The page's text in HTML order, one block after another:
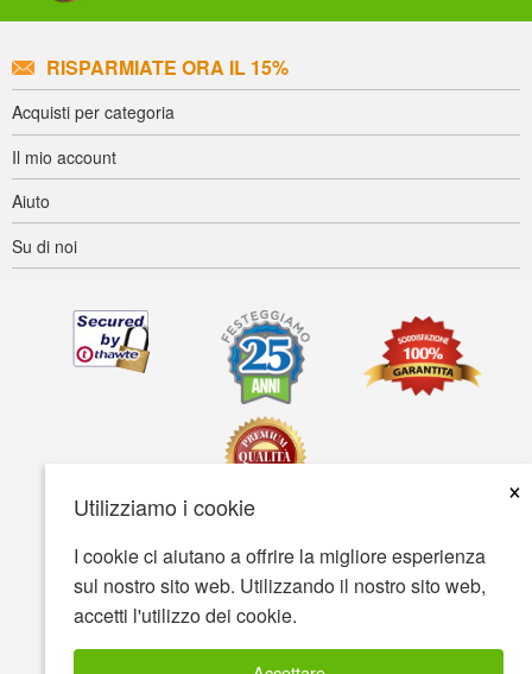
Utilizziamo i cookie
×
I cookie ci aiutano a offrire la migliore esperienza
sul nostro sito web. Utilizzando il nostro sito web,
accetti l'utilizzo dei cookie.
RISPARMIATE ORA IL 15%
Acquisti per categoria
Il mio account
Aiuto
Su di noi
Accessibilità Termini d'uso Tutela della privacy
Tutela della sicurezza
© Copyright 2001-2026 BIOVEA. Tutti i diritti riservati